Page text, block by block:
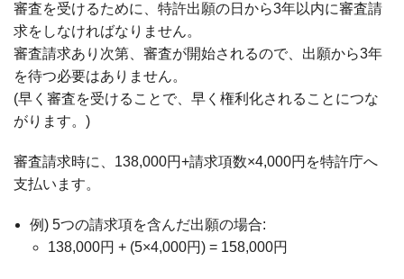
審査を受けるために、特許出願の日から3年以内に審査請
求をしなければなりません。
審査請求あり次第、審査が開始されるので、出願から3年
を待つ必要はありません。
(早く審査を受けることで、早く権利化されることにつな
がります。)
審査請求時に、138,000円+請求項数×4,000円を特許庁へ
支払います。
例) 5つの請求項を含んだ出願の場合:
138,000円 + (5×4,000円) = 158,000円